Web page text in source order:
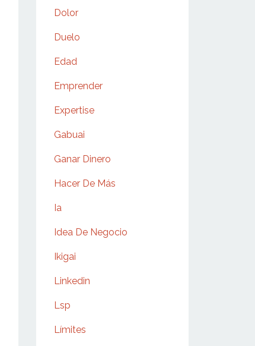
Dolor
Duelo
Edad
Emprender
Expertise
Gabuai
Ganar Dinero
Hacer De Más
Ia
Idea De Negocio
Ikigai
Linkedin
Lsp
Límites